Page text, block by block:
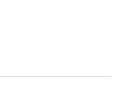
сборной России.
встреча на